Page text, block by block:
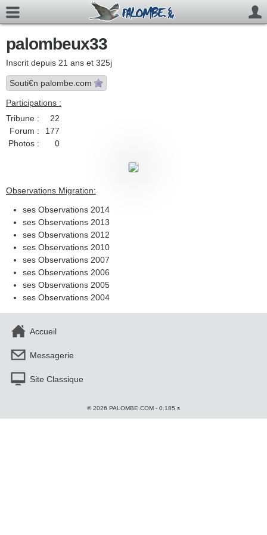
palombeux33
Inscrit depuis 21 ans et 325j
Souti€n palombe.com
Participations :
Tribune :
22
Forum :
177
Photos :
0
Observations Migration:
ses Observations 2014
ses Observations 2013
ses Observations 2012
ses Observations 2010
ses Observations 2007
ses Observations 2006
ses Observations 2005
ses Observations 2004
Accueil
Messagerie
Site Classique
© 2026 PALOMBE.COM - 0.185 s